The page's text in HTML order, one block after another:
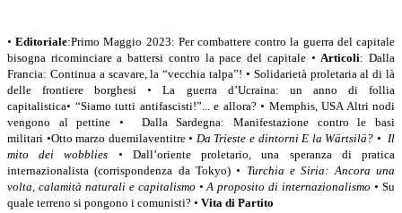
•Editoriale:Primo Maggio 2023: Per combattere contro la guerra del capitale
bisogna ricominciare a battersi contro la pace del capitale •Articoli: Dalla
Francia: Continua a scavare, la “vecchia talpa”! • Solidarietà proletaria al di là
delle frontiere borghesi • La guerra d’Ucraina: un anno di follia
capitalistica• “Siamo tutti antifascisti!”... e allora? • Memphis, USA Altri nodi
vengono al pettine • Dalla Sardegna: Manifestazione contro le basi
militari •Otto marzo duemilaventitre • Da Trieste e dintorni E la Wärtsilä? • Il
mito dei wobblies • Dall’oriente proletario, una speranza di pratica
internazionalista (corrispondenza da Tokyo) • Turchia e Siria: Ancora una
volta, calamità naturali e capitalismo • A proposito di internazionalismo •Su
quale terreno si pongono i comunisti? • Vita di Partito